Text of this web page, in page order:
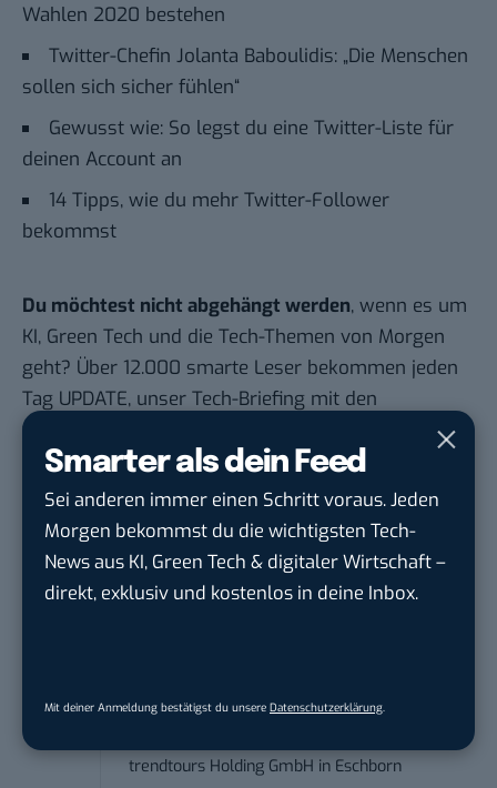
Smarter als dein Feed
Sei anderen immer einen Schritt voraus. Jeden
Morgen bekommst du die wichtigsten Tech-
News aus KI, Green Tech & digitaler Wirtschaft –
direkt, exklusiv und kostenlos in deine Inbox.
Mit deiner Anmeldung bestätigst du unsere Datenschutzerklärung.
Wahlen 2020 bestehen
Twitter-Chefin Jolanta Baboulidis: „Die Menschen
sollen sich sicher fühlen“
Gewusst wie: So legst du eine Twitter-Liste für
deinen Account an
14 Tipps, wie du mehr Twitter-Follower
bekommst
Du möchtest nicht abgehängt werden, wenn es um
KI, Green Tech und die Tech-Themen von Morgen
geht? Über 12.000 smarte Leser bekommen jeden
Tag UPDATE, unser Tech-Briefing mit den
wichtigsten News des Tages – und sichern sich
damit ihren Vorsprung.Hier kannst du dich
kostenlos anmelden.
STELLENANZEIGEN
Anforderungs- und Projektmanager
trendtours Holding GmbH in Eschborn